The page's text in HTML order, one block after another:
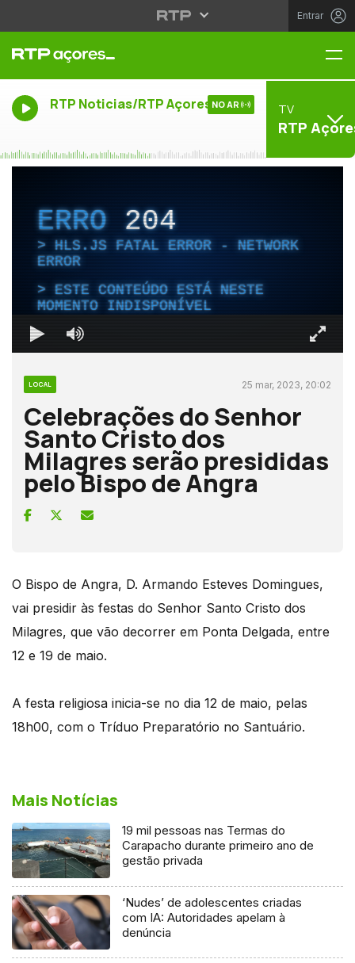
Entrar
RTP Noticias/RTP Açores NO AR TV
RTP
ERRO204
HLS.JS FATAL ERROR - NETWORK
ERROR
ESTE CONTEÚDO ESTÁ NESTE
MOMENTO INDISPONÍVEL
LOCAL 25 mar, 2023, 20:02
Celebrações do Senhor
Santo Cristo dos
Milagres serão presididas
pelo Bispo de Angra
O Bispo de Angra, D. Armando Esteves Domingues,
vai presidir às festas do Senhor Santo Cristo dos
Milagres, que vão decorrer em Ponta Delgada, entre
12 e 19 de maio.
A festa religiosa inicia-se no dia 12 de maio, pelas
18h00, com o Tríduo Preparatório no Santuário.
Mais Notícias
19 mil pessoas nas Termas do
Carapacho durante primeiro ano de
gestão privada
‘Nudes’ de adolescentes criadas
com IA: Autoridades apelam à
denúncia